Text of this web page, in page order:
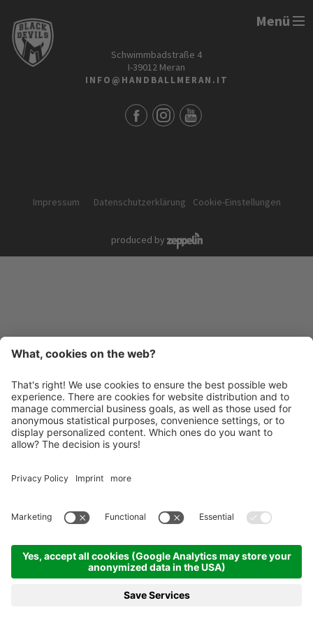
Menü
Schwimmbadstraße 4
I-39012 Meran
INFO@HANDBALLMERAN.IT
Impressum Datenschutzerklärung Cookie-Einstellungen
produced by